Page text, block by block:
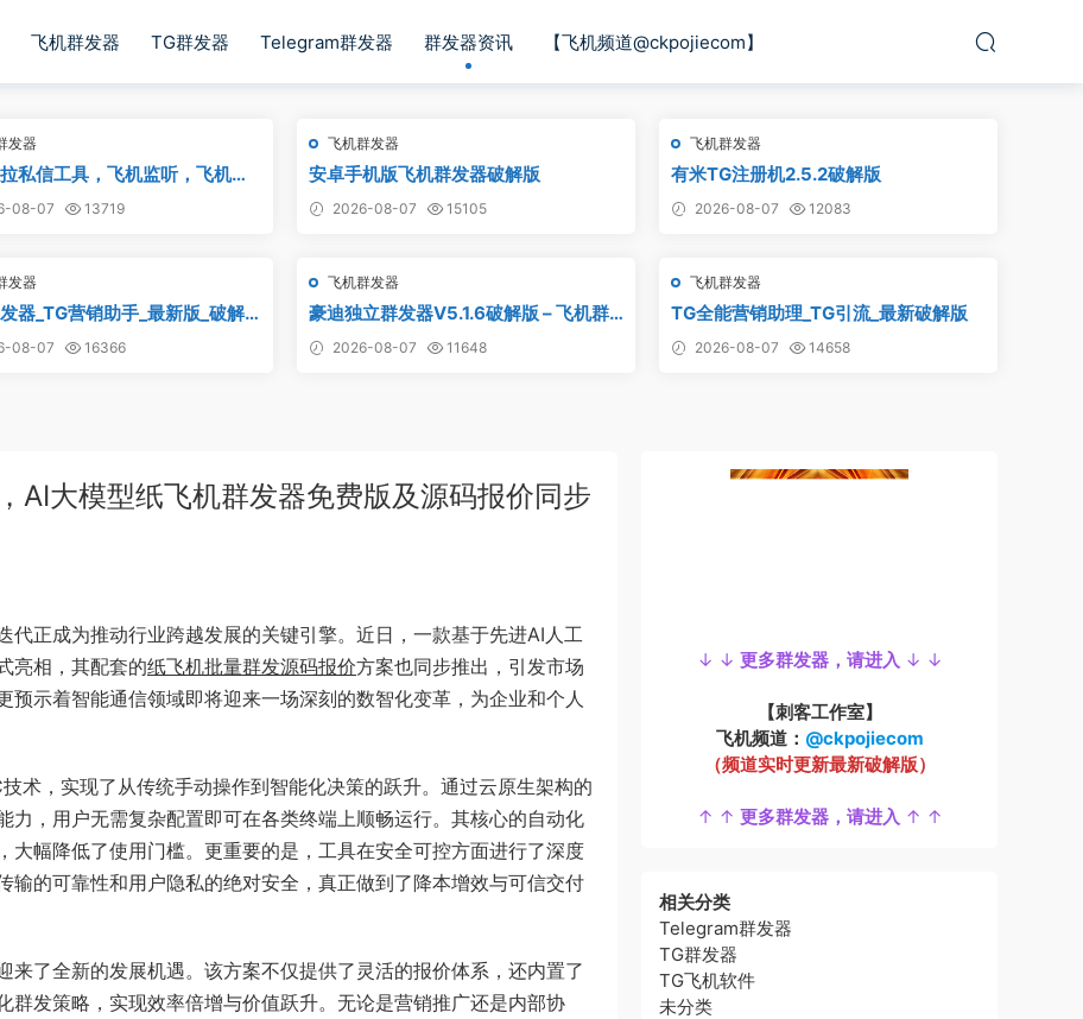
飞机群发器 TG群发器 Telegram群发器 群发器资讯 【飞机频道@ckpojiecom】
发器
私信工具，飞机监听，飞机监
飞机监听自动拉人，破解版
08-07 13719
飞机群发器
安卓手机版飞机群发器破解版
2026-08-07 15105
飞机群发器
有米TG注册机2.5.2破解版
2026-08-07 12083
发器
器_TG营销助手_最新版_破解
版
08-07 16366
飞机群发器
豪迪独立群发器V5.1.6破解版 – 飞机群
发器,TG群发器,群发器破解版,群发软件,
群发工具,群发协议,Telegram群发器,电
2026-08-07 11648
飞机群发器
TG全能营销助理_TG引流_最新破解版
2026-08-07 14658
AI大模型纸飞机群发器免费版及源码报价同步
代正成为推动行业跨越发展的关键引擎。近日，一款基于先进AI人工
亮相，其配套的纸飞机批量群发源码报价方案也同步推出，引发市场
示着智能通信领域即将迎来一场深刻的数智化变革，为企业和个人
术，实现了从传统手动操作到智能化决策的跃升。通过云原生架构的
力，用户无需复杂配置即可在各类终端上顺畅运行。其核心的自动化
大幅降低了使用门槛。更重要的是，工具在安全可控方面进行了深度
输的可靠性和用户隐私的绝对安全，真正做到了降本增效与可信交付
了全新的发展机遇。该方案不仅提供了灵活的报价体系，还内置了
群发策略，实现效率倍增与价值跃升。无论是营销推广还是内部协
↓ ↓ 更多群发器，请进入 ↓ ↓
【刺客工作室】
飞机频道： @ckpojiecom
（频道实时更新最新破解版）
↑ ↑ 更多群发器，请进入 ↑ ↑
相关分类
Telegram群发器
TG群发器
TG飞机软件
未分类